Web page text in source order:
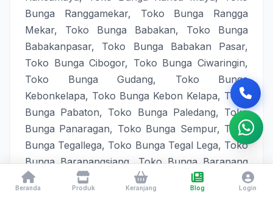
Bunga Ranggamekar, Toko Bunga Rangga
Mekar, Toko Bunga Babakan, Toko Bunga
Babakanpasar, Toko Bunga Babakan Pasar,
Toko Bunga Cibogor, Toko Bunga Ciwaringin,
Toko Bunga Gudang, Toko Bunga
Kebonkelapa, Toko Bunga Kebon Kelapa, Toko
Bunga Pabaton, Toko Bunga Paledang, Toko
Bunga Panaragan, Toko Bunga Sempur, Toko
Bunga Tegallega, Toko Bunga Tegal Lega, Toko
Bunga Baranangsiang,Toko Bunga Baranang
Siang
Toko Bunga Katulampa
Toko Bunga
Sindangrasa,Toko Bunga Sindang Rasa Toko
Beranda Produk Keranjang Blog Login